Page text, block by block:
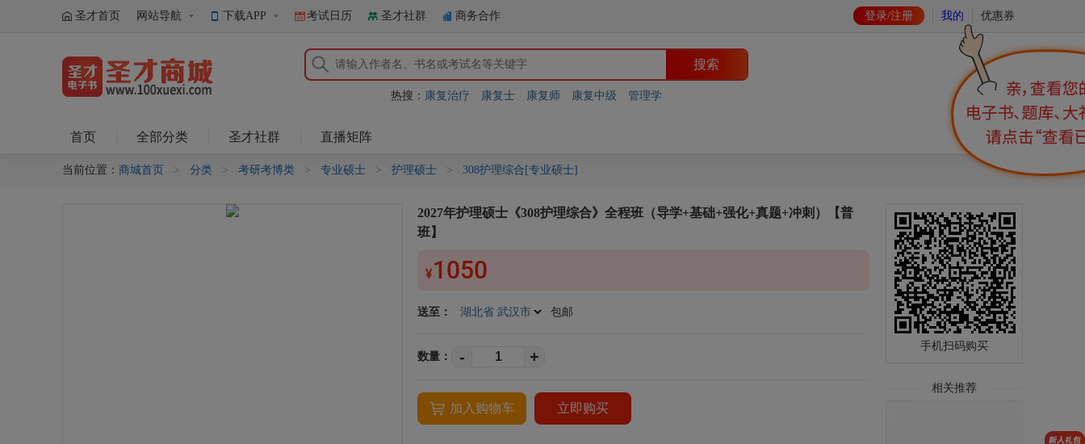
圣才首页 网站导航 下载APP 考试日历 圣才社群 商务合作 登录/注册 我的 优惠券
热搜： 康复治疗 康复士 康复师 康复中级 管理学
首页 全部分类 圣才社群 直播矩阵
当前位置： 商城首页 > 分类 > 考研考博类 > 专业硕士 > 护理硕士 > 308护理综合[专业硕士]
2027年护理硕士《308护理综合》全程班（导学+基础+强化+真题+冲刺）【普
班】
¥1050
送至： 湖北省 武汉市 包邮
数量： - +
加入购物车 立即购买
手机扫码购买
相关推荐